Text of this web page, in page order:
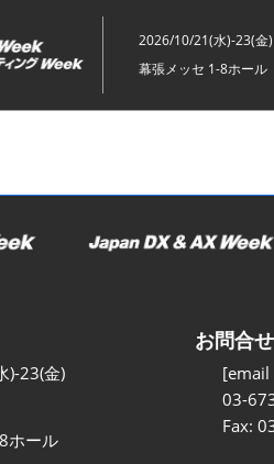
2026/10/21(水)-23(金)
幕張メッセ 1-8ホール
)-23(金)
ホール
お問合せ
[email
03-
Fax: